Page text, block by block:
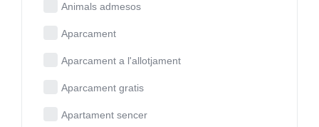
Animals admesos
Aparcament
Aparcament a l'allotjament
Aparcament gratis
Apartament sencer